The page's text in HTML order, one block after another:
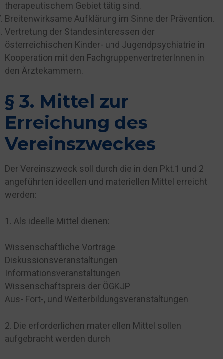
therapeutischem Gebiet tätig sind.
Breitenwirksame Aufklärung im Sinne der Prävention.
Vertretung der Standesinteressen der
österreichischen Kinder- und Jugendpsychiatrie in
Kooperation mit den FachgruppenvertreterInnen in
den Ärztekammern.
§ 3. Mittel zur
Erreichung des
Vereinszweckes
Der Vereinszweck soll durch die in den Pkt.1 und 2
angeführten ideellen und materiellen Mittel erreicht
werden:
1. Als ideelle Mittel dienen:
Wissenschaftliche Vorträge
Diskussionsveranstaltungen
Informationsveranstaltungen
Wissenschaftspreis der ÖGKJP
Aus- Fort-, und Weiterbildungsveranstaltungen
2. Die erforderlichen materiellen Mittel sollen
aufgebracht werden durch: